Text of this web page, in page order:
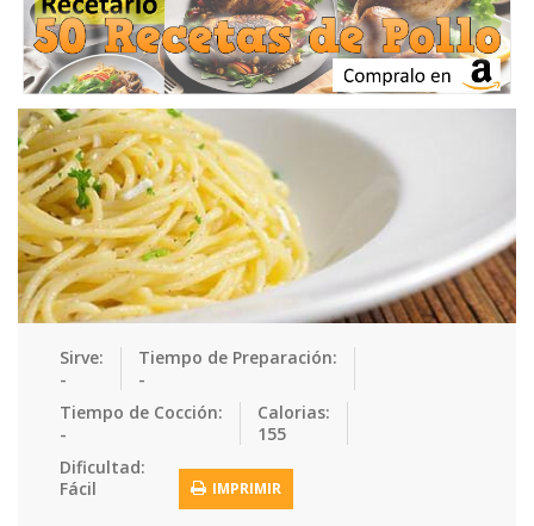
Ensaladas Equipment Frutas Galletas
Gelatinas Guarnicion… Helados Hot Dogs
Huevos Mariscos Mermeladas
Panes Para Niños
Pescados Pizzas Platos Fue… Pollo
Postres Recetas de… Recetas Do… Recetas Fá…
Recetas Na…
Sandwiches Snacks
Tacos
Sirve:
-
Tiempo de Preparación:
-
Tiempo de Cocción:
-
Calorias:
155
Dificultad:
Fácil
IMPRIMIR